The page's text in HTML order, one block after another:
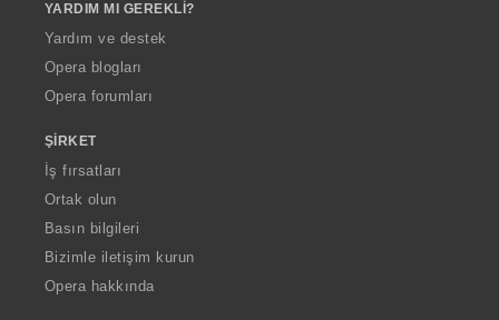
YARDIM MI GEREKLI?
Yardım ve destek
Opera blogları
Opera forumları
ŞIRKET
İş fırsatları
Ortak olun
Basın bilgileri
Bizimle iletişim kurun
Opera hakkında